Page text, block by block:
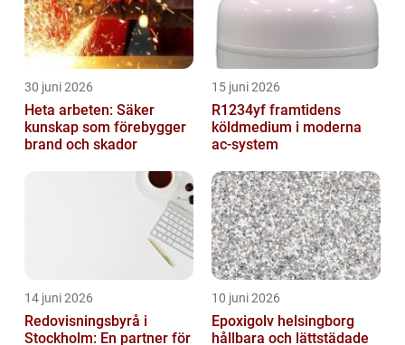
30 juni 2026
Heta arbeten: Säker
kunskap som förebygger
brand och skador
15 juni 2026
R1234yf framtidens
köldmedium i moderna
ac-system
14 juni 2026
Redovisningsbyrå i
Stockholm: En partner för
10 juni 2026
Epoxigolv helsingborg
hållbara och lättstädade